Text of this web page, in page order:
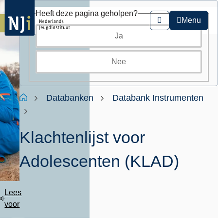
Overslaan
en
naar
de
Zoeken
Menu
Kruimelpad
HomeDatabanken Databank Instrumenten
Klachtenlijst voor
Adolescenten (KLAD)
Lees
voor
Heeft deze pagina geholpen?
Ja
Nee